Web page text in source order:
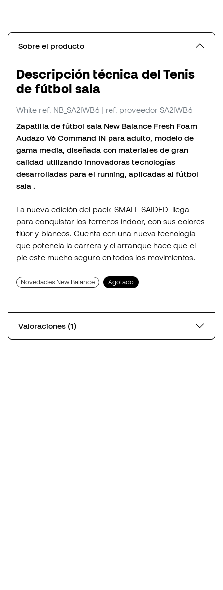
Sobre el producto
Descripción técnica del Tenis
de fútbol sala
White ref. NB_SA2IWB6 | ref. proveedor SA2IWB6
Zapatilla de fútbol sala New Balance Fresh Foam
Audazo V6 Command IN para adulto, modelo de
gama media, diseñada con materiales de gran
calidad utilizando innovadoras tecnologías
desarrolladas para el running, aplicadas al fútbol
sala .
La nueva edición del pack SMALL SAIDED llega
para conquistar los terrenos indoor, con sus colores
flúor y blancos. Cuenta con una nueva tecnología
que potencia la carrera y el arranque hace que el
pie este mucho seguro en todos los movimientos.
Novedades New Balance Agotado
Valoraciones (1)